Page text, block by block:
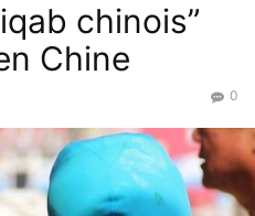
chinois”
Chine
0